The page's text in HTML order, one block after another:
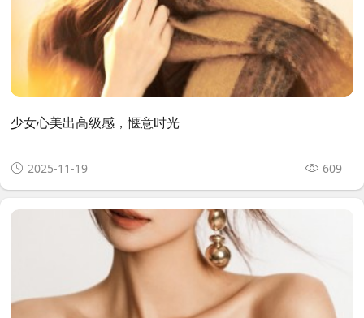
少女心美出高级感，惬意时光
2025-11-19 609